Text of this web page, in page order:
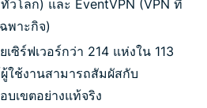
ทั่วโลก) และ EventVPN (VPN ที่
พาะกิจ)
เซิร์ฟเวอร์กว่า 214 แห่งใน 113
ใช้งานสามารถสัมผัสกับ
บเขตอย่างแท้จริง